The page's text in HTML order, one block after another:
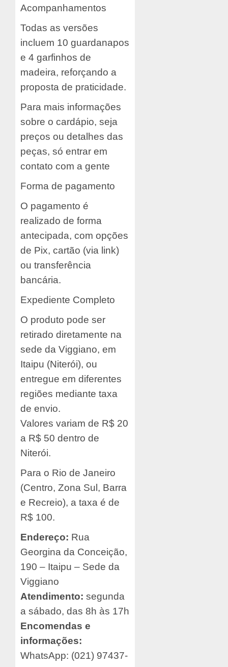
Acompanhamentos
Todas as versões
incluem 10 guardanapos
e 4 garfinhos de
madeira, reforçando a
proposta de praticidade.
Para mais informações
sobre o cardápio, seja
preços ou detalhes das
peças, só entrar em
contato com a gente
Forma de pagamento
O pagamento é
realizado de forma
antecipada, com opções
de Pix, cartão (via link)
ou transferência
bancária.
Expediente Completo
O produto pode ser
retirado diretamente na
sede da Viggiano, em
Itaipu (Niterói), ou
entregue em diferentes
regiões mediante taxa
de envio.
Valores variam de R$ 20
a R$ 50 dentro de
Niterói.
Para o Rio de Janeiro
(Centro, Zona Sul, Barra
e Recreio), a taxa é de
R$ 100.
Endereço: Rua
Georgina da Conceição,
190 – Itaipu – Sede da
Viggiano
Atendimento: segunda
a sábado, das 8h às 17h
Encomendas e
informações:
WhatsApp: (021) 97437-